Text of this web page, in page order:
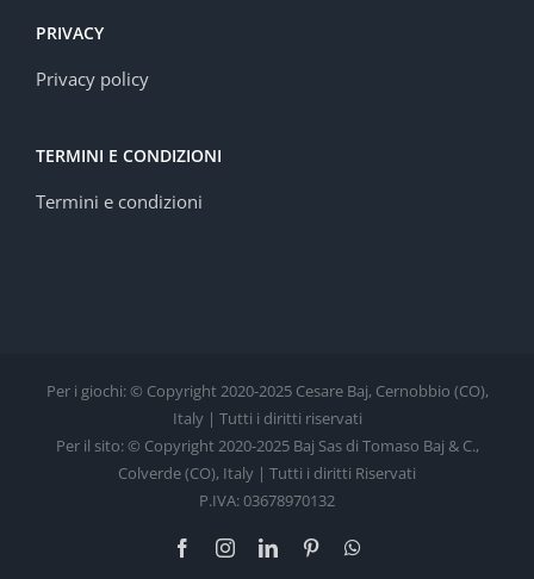
PRIVACY
Privacy policy
TERMINI E CONDIZIONI
Termini e condizioni
Per i giochi: © Copyright 2020-2025 Cesare Baj, Cernobbio (CO),
Italy | Tutti i diritti riservati
Per il sito: © Copyright 2020-2025 Baj Sas di Tomaso Baj & C.,
Colverde (CO), Italy | Tutti i diritti Riservati
P.IVA: 03678970132
FacebookInstagramLinkedInPinterest